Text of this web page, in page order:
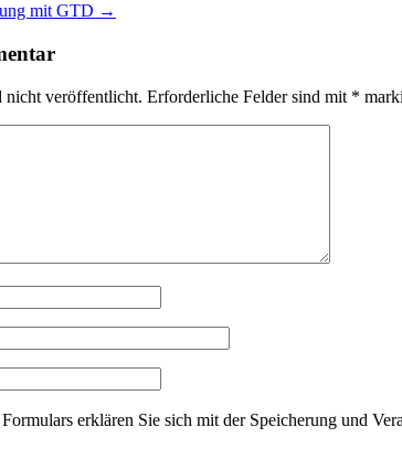
mit GTD →
veröffentlicht. Erforderliche Felder sind mit *
erklären Sie sich mit der Speicherung und